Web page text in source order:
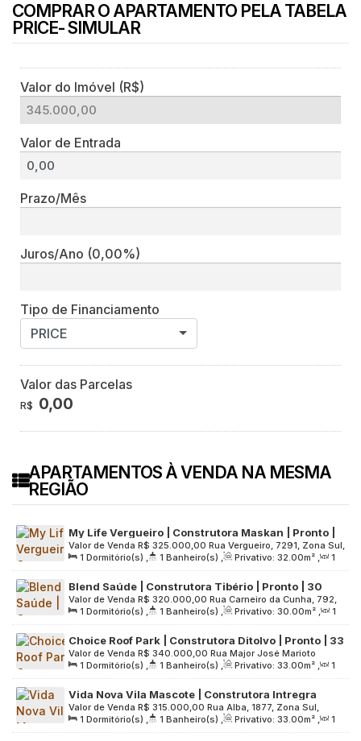
COMPRAR O APARTAMENTO PELA TABELA
PRICE- SIMULAR
Valor do Imóvel (R$)
Valor de Entrada
Prazo/Mês
Juros/Ano (0,00%)
Tipo de Financiamento
PRICE
Valor das Parcelas
R$ 0,00
APARTAMENTOS À VENDA NA MESMA
REGIÃO
My Life Vergueiro | Construtora Maskan | Pronto |
32 metros | 01 dormitório | com varanda | sem vaga
R$ 325.000,00
Valor de Venda
Rua Vergueiro, 7291, Zona Sul,
04273-200, Vila Firmiano Pinto, São Paulo, São Paulo, Brasil
1 Dormitório(s) , 1 Banheiro(s) , Privativo: 32.00m² ,
1
Sala(s) , Útil: 32.00m² , Terreno: 960.00m²
Blend Saúde | Construtora Tibério | Pronto | 30
metros | 01 dormitório | com varanda | sem vaga
R$ 320.000,00
Valor de Venda
Rua Carneiro da Cunha, 792,
Zona Sul, 04144-001, Vila da Saúde, São Paulo, São Paulo,
Brasil
1 Dormitório(s) , 1 Banheiro(s) , Privativo: 30.00m² ,
1
Sala(s) , Útil: 30.00m² , Terreno: 1529.00m²
Choice Roof Park | Construtora Ditolvo | Pronto | 33
metros | 01 dormitório | varanda | 01 vaga
R$ 340.000,00
Valor de Venda
Rua Major José Marioto
Ferreira, 168, Zona Sul, 05662-020, Paraisópolis, São Paulo,
São Paulo, Brasil
1 Dormitório(s) , 1 Banheiro(s) , Privativo: 33.00m² ,
1
Sala(s) , 1 Vaga(s) , Útil: 33.00m² , Terreno: 3000.00m²
Vida Nova Vila Mascote | Construtora Intregra
Urbano | Construção | 33 metros | 01 dormitório |
sem varanda
R$ 315.000,00
Valor de Venda
Rua Alba, 1877, Zona Sul,
04382-038, Vila Mascote, São Paulo, São Paulo, Brasil
1 Dormitório(s) , 1 Banheiro(s) , Privativo: 33.00m² ,
1
Sala(s) , Útil: 33.00m² , Terreno: 1009.00m²